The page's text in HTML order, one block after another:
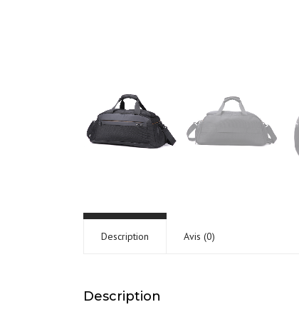
Description Avis (0)
Description